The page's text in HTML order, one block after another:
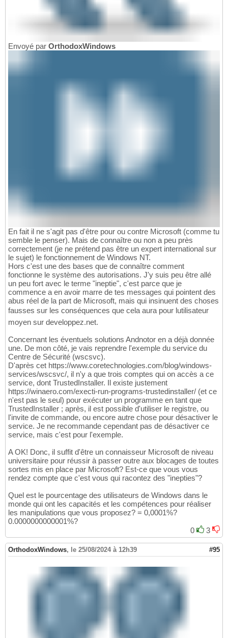
Envoyé par OrthodoxWindows
En fait il ne s'agit pas d'être pour ou contre Microsoft (comme tu
semble le penser). Mais de connaître ou non a peu près
correctement (je ne prétend pas être un expert international sur
le sujet) le fonctionnement de Windows NT.
Hors c'est une des bases que de connaître comment
fonctionne le système des autorisations. J'y suis peu être allé
un peu fort avec le terme "ineptie", c'est parce que je
commence a en avoir marre de tes messages qui pointent des
abus réel de la part de Microsoft, mais qui insinuent des choses
fausses sur les conséquences que cela aura pour lutilisateur
moyen sur developpez.net.
Concernant les éventuels solutions Andnotor en a déjà donnée
une. De mon côté, je vais reprendre l'exemple du service du
Centre de Sécurité (wscsvc).
D'après cet https://www.coretechnologies.com/blog/windows-
services/wscsvc/, il n'y a que trois comptes qui on accès a ce
service, dont TrustedInstaller. Il existe justement
https://winaero.com/execti-run-programs-trustedinstaller/ (et ce
n'est pas le seul) pour exécuter un programme en tant que
TrustedInstaller ; après, il est possible d'utiliser le registre, ou
l'invite de commande, ou encore autre chose pour désactiver le
service. Je ne recommande cependant pas de désactiver ce
service, mais c'est pour l'exemple.
A OK! Donc, il suffit d'être un connaisseur Microsoft de niveau
universitaire pour réussir à passer outre aux blocages de toutes
sortes mis en place par Microsoft? Est-ce que vous vous
rendez compte que c'est vous qui racontez des "inepties"?
Quel est le pourcentage des utilisateurs de Windows dans le
monde qui ont les capacités et les compétences pour réaliser
les manipulations que vous proposez? = 0,0001%?
0.0000000000001%?
0
3
OrthodoxWindows, le 25/08/2024 à 12h39 #95